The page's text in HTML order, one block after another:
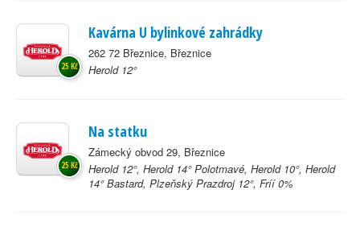
Kavárna U bylinkové zahrádky
262 72 Březnice, Březnice
Herold 12°
25 Kč
Na statku
Zámecký obvod 29, Březnice
Herold 12°, Herold 14° Polotmavé, Herold 10°, Herold
14° Bastard, Plzeňský Prazdroj 12°, Fríí 0%
25 Kč